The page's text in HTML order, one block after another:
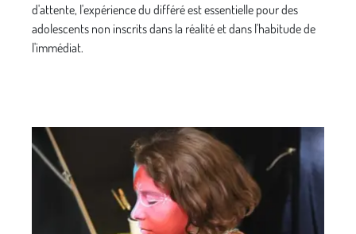
d'attente, l'expérience du différé est essentielle pour des
adolescents non inscrits dans la réalité et dans l'habitude de
l'immédiat.